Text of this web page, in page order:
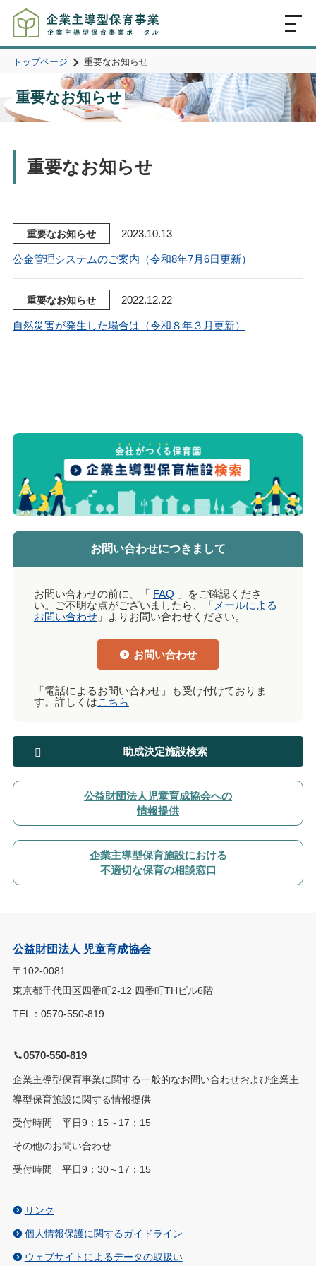
MENU
トップページ 重要なお知らせ
重要なお知らせ
重要なお知らせ
重要なお知らせ 2023.10.13
公金管理システムのご案内（令和8年7月6日更新）
重要なお知らせ 2022.12.22
自然災害が発生した場合は（令和８年３月更新）
お問い合わせにつきまして
お問い合わせの前に、「 FAQ 」をご確認くださ
い。ご不明な点がございましたら、「 メールによる
お問い合わせ」よりお問い合わせください。
お問い合わせ
「電話によるお問い合わせ」も受け付けておりま
す。詳しくはこちら
助成決定施設検索
公益財団法人児童育成協会への
情報提供
企業主導型保育施設における
不適切な保育の相談窓口
公益財団法人 児童育成協会
〒102-0081
東京都千代田区四番町2-12 四番町THビル6階
TEL：0570-550-819
0570-550-819
企業主導型保育事業に関する一般的なお問い合わせおよび企業主
導型保育施設に関する情報提供
受付時間 平日9：15～17：15
その他のお問い合わせ
受付時間 平日9：30～17：15
リンク
個人情報保護に関するガイドライン
ウェブサイトによるデータの取扱い